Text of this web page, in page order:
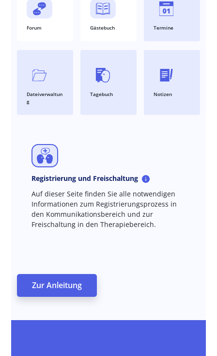
Forum Gästebuch Termine
Dateiverwaltun
g
Tagebuch Notizen
Registrierung und Freischaltung
Auf dieser Seite finden Sie alle notwendigen
Informationen zum Registrierungsprozess in
den Kommunikationsbereich und zur
Freischaltung in den Therapiebereich.
Zur Anleitung